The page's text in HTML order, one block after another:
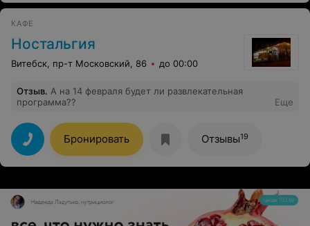
КАФЕ
Ностальгия
Витебск, пр-т Московский, 86 до 00:00
Отзыв. А на 14 февраля будет ли развлекательная
программа??
Еще
Бронировать Отзывы19